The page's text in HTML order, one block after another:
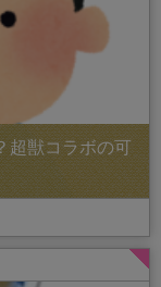
超獣コラボの可